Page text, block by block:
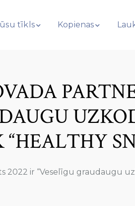
tīkls Kopienas
2022 ir “Veselīgu graudaugu